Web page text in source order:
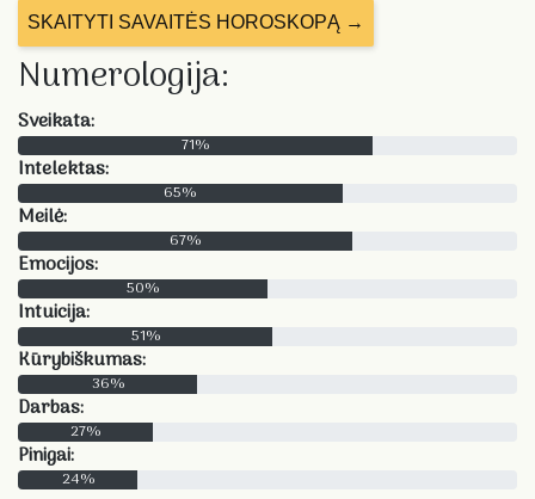
SKAITYTI SAVAITĖS HOROSKOPĄ →
Numerologija:
Sveikata:
71%
Intelektas:
65%
Meilė:
67%
Emocijos:
50%
Intuicija:
51%
Kūrybiškumas:
36%
Darbas:
27%
Pinigai:
24%